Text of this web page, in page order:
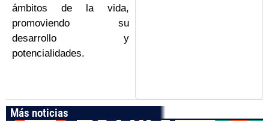
ámbitos de la vida,
promoviendo su
desarrollo y
potencialidades.
Más noticias